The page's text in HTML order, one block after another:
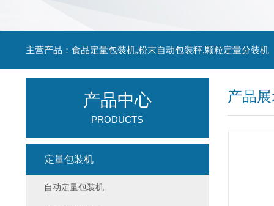
主营产品：食品定量包装机,粉末自动包装秤,颗粒定量分装机
产品
产品中心
PRODUCTS
定量包装机
自动定量包装机